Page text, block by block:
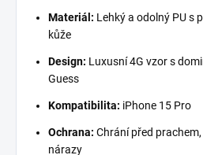
Materiál: Lehký a odolný PU s
kůže
Design: Luxusní 4G vzor s
Guess
Kompatibilita: iPhone 15 Pro
Ochrana: Chrání před
nárazy